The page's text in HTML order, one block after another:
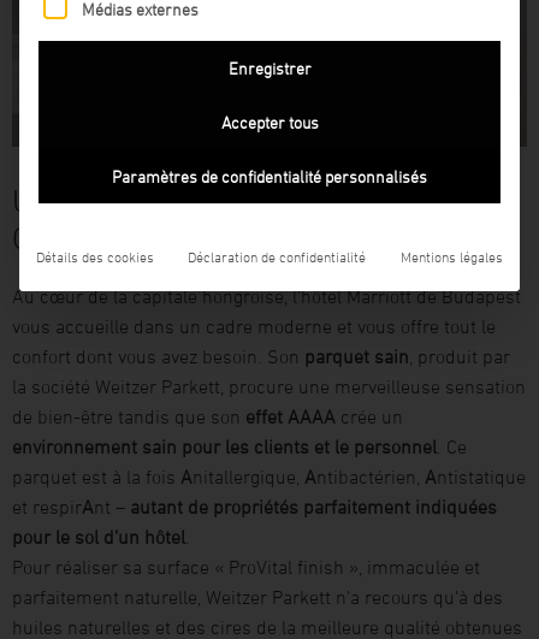
UN CLIMAT AMBIANT OPTIMAL, MÊME
QUAND VOUS ÊTES EN VOYAGE
Au cœur de la capitale hongroise, l’hôtel Marriott de Budapest
vous accueille dans un cadre moderne et vous offre tout le
confort dont vous avez besoin. Son parquet sain , produit par
la société Weitzer Parkett, procure une merveilleuse sensation
de bien-être tandis que son effet AAAA crée un
environnement sain pour les clients et le personnel . Ce
parquet est à la fois Anitallergique, Antibactérien, Antistatique
et respirAnt – autant de propriétés parfaitement indiquées
pour le sol d’un hôtel
Pour réaliser sa surface « ProVital finish », immaculée et
parfaitement naturelle, Weitzer Parkett n’a recours qu’à des
huiles naturelles et des cires de la meilleure qualité obtenues
Médias externes
Enregistrer
Accepter tous
Paramètres de confidentialité personnalisés
Détails des cookies Déclaration de confidentialité Mentions légales